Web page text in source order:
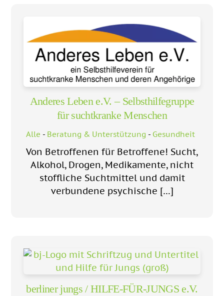
Anderes Leben e.V. – Selbsthilfegruppe
für suchtkranke Menschen
Alle - Beratung & Unterstützung - Gesundheit
Von Betroffenen für Betroffene! Sucht,
Alkohol, Drogen, Medikamente, nicht
stoffliche Suchtmittel und damit
verbundene psychische […]
berliner jungs / HILFE-FÜR-JUNGS e.V.